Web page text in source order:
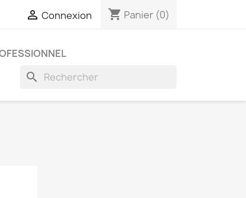
 Connexion shopping_cart Panier (0)
search